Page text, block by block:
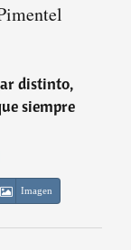
distinto,
siempre
Imagen